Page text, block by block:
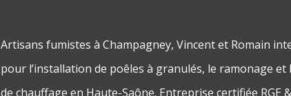
Artisans fumistes à Champagney, Vincent et Romain
pour l’installation de poêles à granulés, le ramonage et
de chauffage en Haute-Saône. Entreprise certifiée RGE